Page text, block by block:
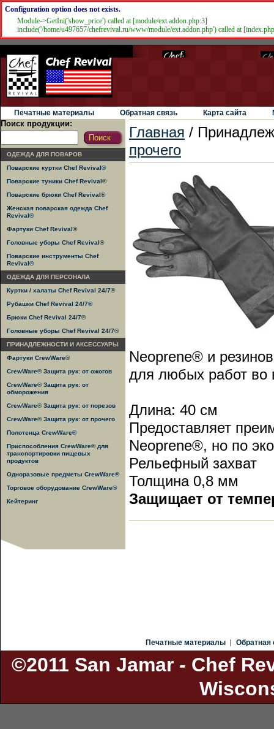
Configuration option does not exists.
Module->GetIni('show_price') called at [module/ext.addon.php:3]
include('/home/u497657/chefrevival.ru/www/module/ext.addon.php') called at
Печатные материалы Обратная связь Карта сайта
Поиск продукции:
ОДЕЖДА ДЛЯ ПОВАРОВ
Поварские куртки Chef Revival®
Поварские туники Chef Revival®
Поварские брюки Chef Revival®
Женская поварская одежда Chef
Revival®
Фартуки Chef Revival®
Головные уборы Chef Revival®
Поварские инструменты Chef
Revival®
ОДЕЖДА ДЛЯ ПЕРСОНАЛА
Куртки / халаты Chef Revival 24/7®
Рубашки Chef Revival 24/7®
Брюки Chef Revival 24/7®
Головные уборы Chef Revival 24/7®
ПРИНАДЛЕЖНОСТИ И АКСЕССУАРЫ
Фартуки CrewWare®
CrewWare® Защита рук: от ожогов
CrewWare® Защита рук: от
обморожения
CrewWare® Защита рук: от порезов
CrewWare® Защита рук: от прочего
Полотенца CrewWare®
Приспособления CrewWare® для
транспортировки пищевых
продуктов
Одноразовые предметы CrewWare®
Торговое оборудование CrewWare®
Кейтеринг
Главная /
прочего
Neoprene® и
для любых работ во
Длина: 40 см
Предоставляет
Neoprene®, но по
Рельефный захват
Толщина 0,8 мм
Защищает от
Печатные материалы Обратная
©2011 San Jamar - Chef